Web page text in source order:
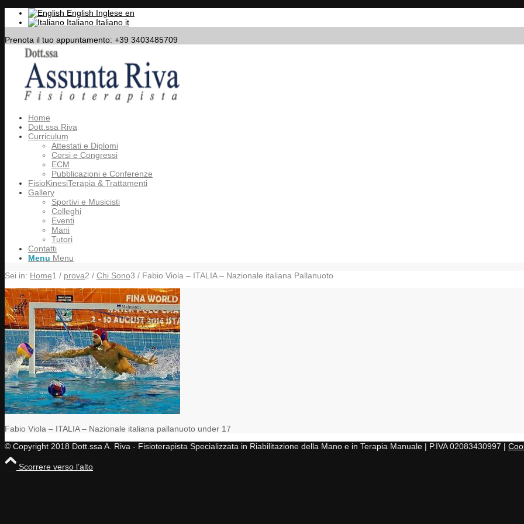
English Inglese en
Italiano Italiano it
Prenota il tuo appuntamento: +39 3403485709
Home
Dott.ssa Riva
Curriculum
Attestati e Diplomi
Corsi e Congressi
ECM
Pubblicazioni e Conferenze
FisioKinesiTerapia & Trattamenti
Gallery
Sportivi e Musicisti
Colleghi
Eventi
Mani
Tutori
Contatti
Menu Menu
Sei in: Home1 / prova2 / Chi Sono3 / Fabio Viola – ITALIA – Nazionale italiana Pallanuoto
Fabio Viola – ITALIA – Nazionale italiana pallanuoto under 17
© Copyright 2018 Dott.ssa A. Riva - Fisioterapista Specializzata in Riabilitazione della Mano e in Terapia Manuale | P.IVA 02083430997 |
Scorrere verso l’alto